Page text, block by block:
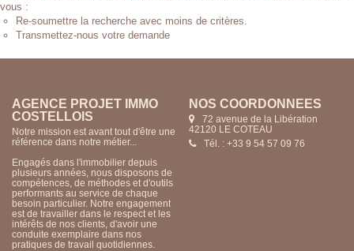
vous :
Re-soumettre la recherche avec moins de critères.
Transmettez-nous votre demande
AGENCE PROJET IMMO
COSTELLOIS
Notre mission est avant tout d'être une
référence dans notre métier...
Engagés dans l'immobilier depuis
plusieurs années, nous disposons de
compétences, de méthodes et d'outils
performants au service de chaque
besoin particulier. Notre engagement
est de travailler dans le respect et les
intérêts de nos clients, d'avoir une
conduite exemplaire dans nos
pratiques de travail quotidiennes.
NOS COORDONNÉES
72 avenue de la Libération
42120 LE COTEAU
Tél. : +33 9 54 57 09 76